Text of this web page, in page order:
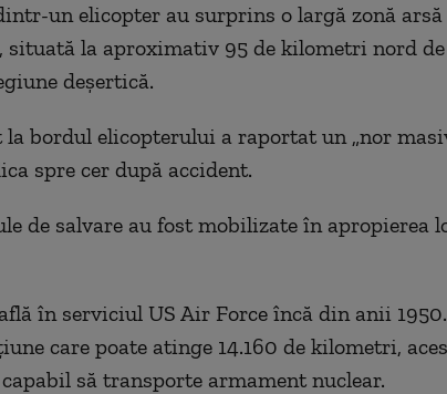
un elicopter au surprins o largă zonă
situată la aproximativ 95 de kilometri nord de
deşertică.
bordul elicopterului a raportat un „nor
spre cer după accident.
de salvare au fost mobilizate în apropierea
în serviciul US Air Force încă din anii
care poate atinge 14.160 de kilometri,
să transporte armament nuclear.